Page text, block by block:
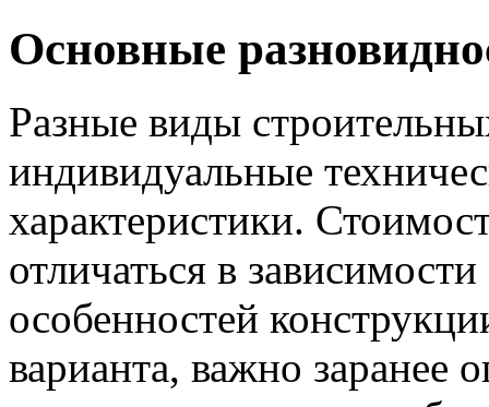
Основные
Разные виды
индивидуальные
характеристики.
отличаться в
особенностей
варианта, важно заранее